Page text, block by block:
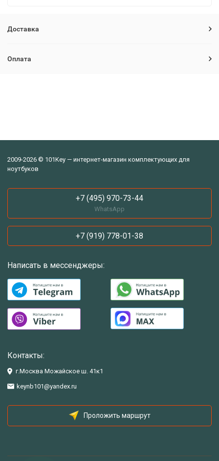
Доставка
Оплата
2009-2026 © 101Key — интернет-магазин комплектующих для
ноутбуков
+7 (495) 970-73-44
WhatsApp
+7 (919) 778-01-38
Написать в мессенджеры:
Контакты:
г.Москва Можайское ш. 41к1
keynb101@yandex.ru
Проложить маршрут